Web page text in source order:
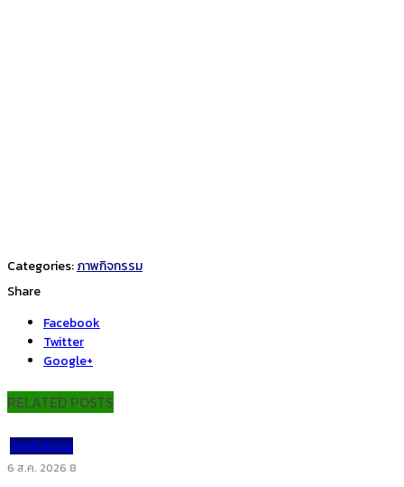
Categories:ภาพกิจกรรม
Share
Facebook
Twitter
Google+
RELATED POSTS
ภาพกิจกรรม
6 ส.ค. 2026 8